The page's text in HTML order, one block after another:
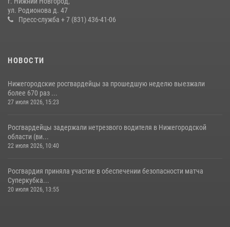
Нижегородские росгвардейцы за прошедшую неделю выезжали
более 750 раз по сигналу «тревога»
ул. Родионова д. 47
Пресс-служба + 7 (831) 436-41-06
НОВОСТИ
Нижегородские росгвардейцы за прошедшую неделю выезжали
более 670 раз ...
27 июля 2026, 15:23
Росгвардейцы задержали нетрезвого водителя в Нижегородской
области (ви...
22 июля 2026, 10:40
Росгвардия приняла участие в обеспечении безопасности матча
Суперкубка...
20 июля 2026, 13:55